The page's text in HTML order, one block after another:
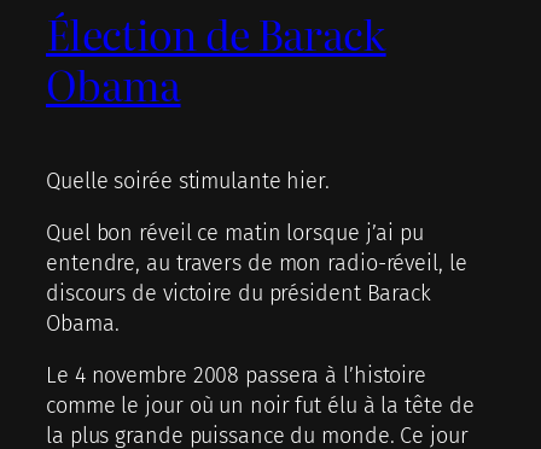
Élection de Barack
Obama
Quelle soirée stimulante hier.
Quel bon réveil ce matin lorsque j’ai pu
entendre, au travers de mon radio-réveil, le
discours de victoire du président Barack
Obama.
Le 4 novembre 2008 passera à l’histoire
comme le jour où un noir fut élu à la tête de
la plus grande puissance du monde. Ce jour